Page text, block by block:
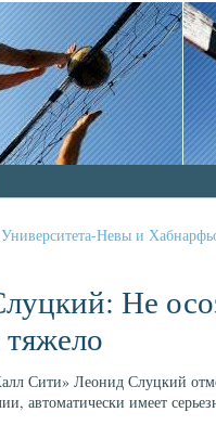
Невы и
Не
тяжело
Сити» Леонид Слуцкий
автоматически имеет